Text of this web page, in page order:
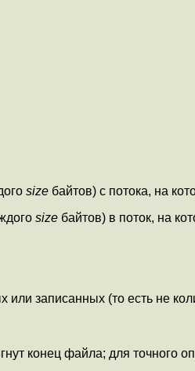
size байтов) с потока, на
size байтов) в поток, на
записанных (то есть не
конец файла; для точного